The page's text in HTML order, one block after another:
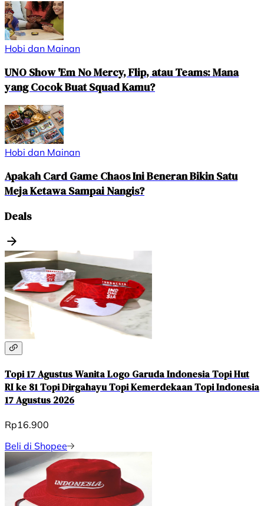
Hobi dan Mainan
UNO Show 'Em No Mercy, Flip, atau Teams: Mana
yang Cocok Buat Squad Kamu?
Hobi dan Mainan
Apakah Card Game Chaos Ini Beneran Bikin Satu
Meja Ketawa Sampai Nangis?
Deals
Topi 17 Agustus Wanita Logo Garuda Indonesia Topi Hut
RI ke 81 Topi Dirgahayu Topi Kemerdekaan Topi Indonesia
17 Agustus 2026
Rp16.900
Beli di Shopee